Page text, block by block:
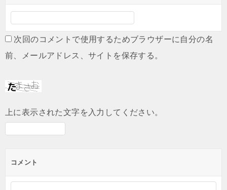
次回のコメントで使用するためブラウザーに自分の名
前、メールアドレス、サイトを保存する。
上に表示された文字を入力してください。
コメント